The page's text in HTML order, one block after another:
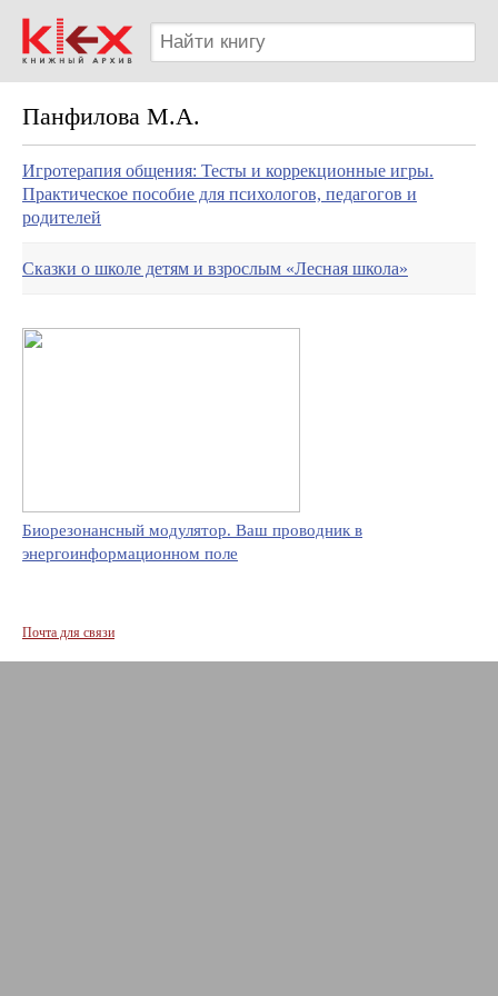
Панфилова М.А.
Игротерапия общения: Тесты и коррекционные игры.
Практическое пособие для психологов, педагогов и
родителей
Сказки о школе детям и взрослым «Лесная школа»
Биорезонансный модулятор. Ваш проводник в
энергоинформационном поле
Почта для связи